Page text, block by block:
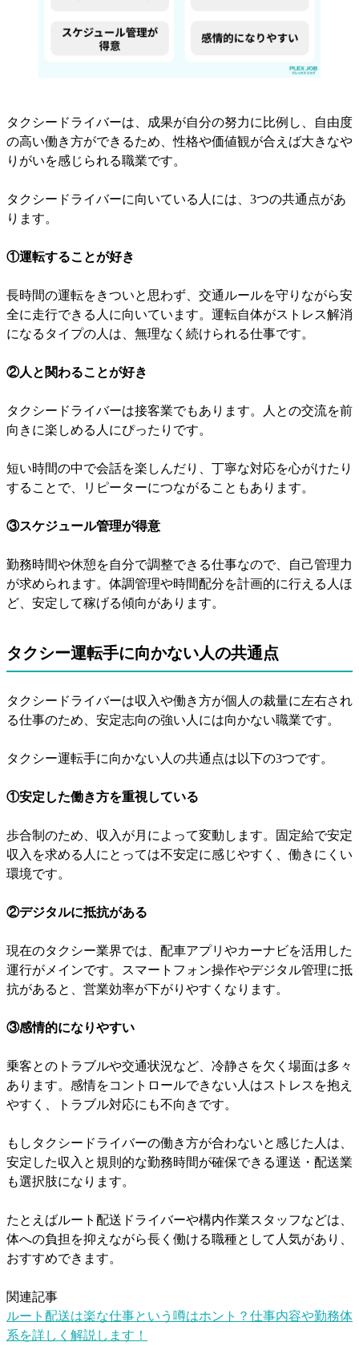
タクシードライバーは、成果が自分の努力に比例し、自由度
の高い働き方ができるため、性格や価値観が合えば大きなや
りがいを感じられる職業です。
タクシードライバーに向いている人には、3つの共通点があ
ります。
①運転することが好き
長時間の運転をきついと思わず、交通ルールを守りながら安
全に走行できる人に向いています。運転自体がストレス解消
になるタイプの人は、無理なく続けられる仕事です。
②人と関わることが好き
タクシードライバーは接客業でもあります。人との交流を前
向きに楽しめる人にぴったりです。
短い時間の中で会話を楽しんだり、丁寧な対応を心がけたり
することで、リピーターにつながることもあります。
③スケジュール管理が得意
勤務時間や休憩を自分で調整できる仕事なので、自己管理力
が求められます。体調管理や時間配分を計画的に行える人ほ
ど、安定して稼げる傾向があります。
タクシー運転手に向かない人の共通点
タクシードライバーは収入や働き方が個人の裁量に左右され
る仕事のため、安定志向の強い人には向かない職業です。
タクシー運転手に向かない人の共通点は以下の3つです。
①安定した働き方を重視している
歩合制のため、収入が月によって変動します。固定給で安定
収入を求める人にとっては不安定に感じやすく、働きにくい
環境です。
②デジタルに抵抗がある
現在のタクシー業界では、配車アプリやカーナビを活用した
運行がメインです。スマートフォン操作やデジタル管理に抵
抗があると、営業効率が下がりやすくなります。
③感情的になりやすい
乗客とのトラブルや交通状況など、冷静さを欠く場面は多々
あります。感情をコントロールできない人はストレスを抱え
やすく、トラブル対応にも不向きです。
もしタクシードライバーの働き方が合わないと感じた人は、
安定した収入と規則的な勤務時間が確保できる運送・配送業
も選択肢になります。
たとえばルート配送ドライバーや構内作業スタッフなどは、
体への負担を抑えながら長く働ける職種として人気があり、
おすすめできます。
関連記事
ルート配送は楽な仕事という噂はホント？仕事内容や勤務体
系を詳しく解説します！